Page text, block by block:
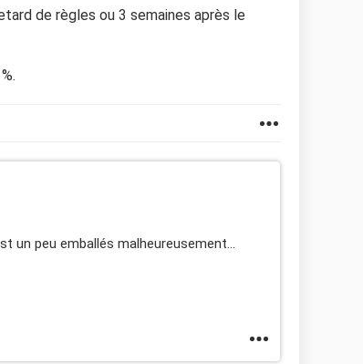
de règles ou 3 semaines après le
un peu emballés malheureusement...